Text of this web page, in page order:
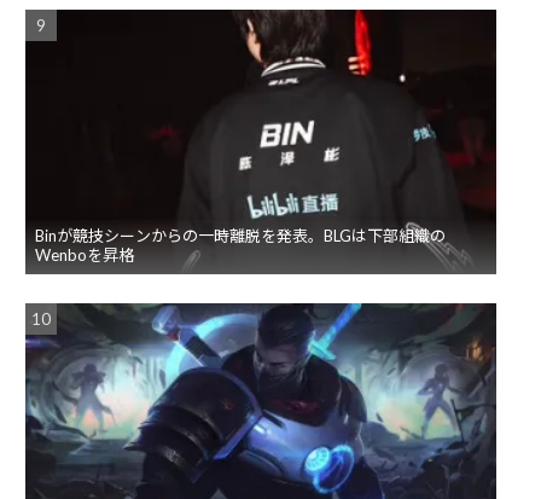
Binが競技シーンからの一時離脱を発表。BLGは下部組織の
Wenboを昇格